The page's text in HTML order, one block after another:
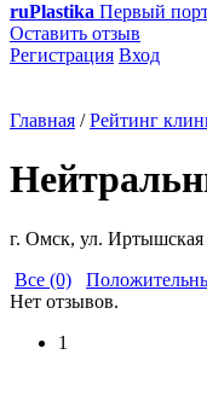
ruPlastika Первый
Оставить отзыв
Регистрация Вход
Главная / Рейтинг
г. Омск, ул. Иртышская
Все (0)
Нет отзывов.
1